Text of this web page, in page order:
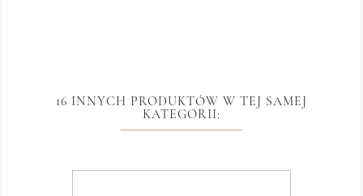
16 INNYCH PRODUKTÓW W TEJ SAMEJ
KATEGORII: